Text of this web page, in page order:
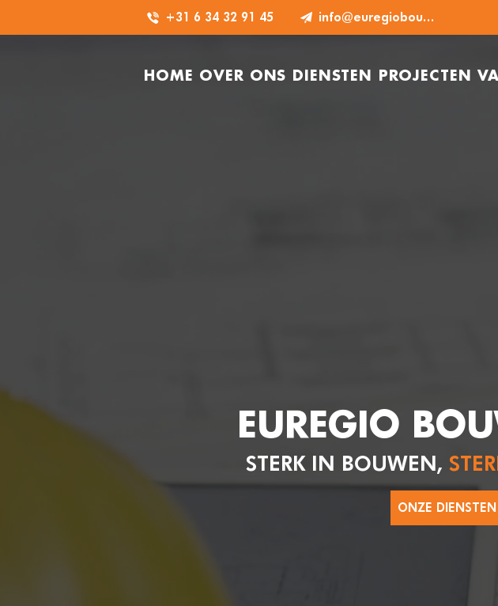
+31 6 34 32 91 45 info@euregiobouw.nl
HOME OVER ONS DIENSTEN PROJECTEN
EUREGIO
STERK IN BOUWEN,
ONZE DIENSTEN